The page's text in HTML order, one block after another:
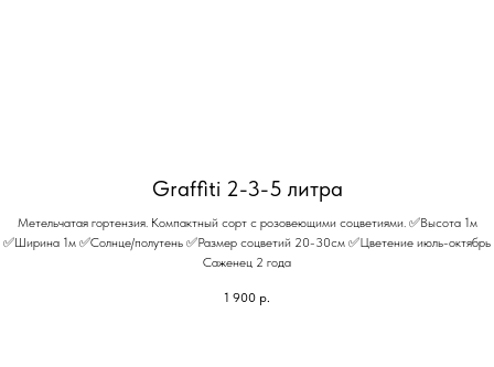
Graffiti 2-3-5 литра
Метельчатая гортензия. Компактный сорт с розовеющими соцветиями. ✅Высота 1м
✅Ширина 1м ✅Солнце/полутень ✅Размер соцветий 20-30см ✅Цветение июль-октябрь
Саженец 2 года
1 900 р.